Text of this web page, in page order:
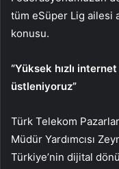
tüm eSüper Lig ailesi
konusu.
“Yüksek hızlı
üstleniyoruz”
Türk Telekom
Müdür Yardımcısı
Türkiye’nin dijital